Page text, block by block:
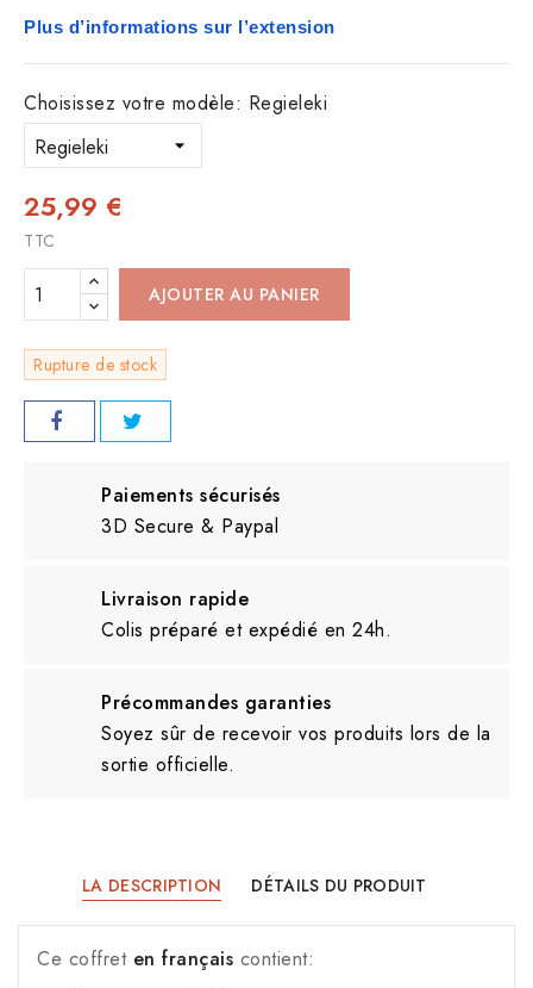
Plus d’informations sur l’extension
Choisissez votre modèle: Regieleki
25,99 €
TTC
AJOUTER AU PANIER
Rupture de stock
Paiements sécurisés
3D Secure & Paypal
Livraison rapide
Colis préparé et expédié en 24h.
Précommandes garanties
Soyez sûr de recevoir vos produits lors de la
sortie officielle.
LA DESCRIPTION DÉTAILS DU PRODUIT
Ce coffret en français contient: